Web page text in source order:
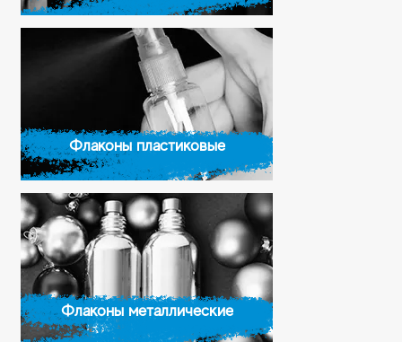
Флаконы пластиковые
Флаконы металлические